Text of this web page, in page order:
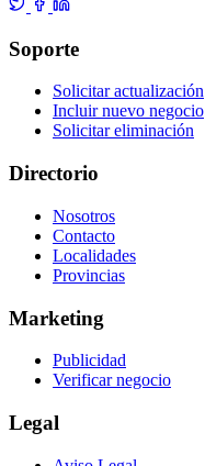
Soporte
Solicitar actualización
Incluir nuevo negocio
Solicitar eliminación
Directorio
Nosotros
Contacto
Localidades
Provincias
Marketing
Publicidad
Verificar negocio
Legal